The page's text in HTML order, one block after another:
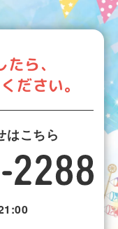
ら、
ださい。
はこちら